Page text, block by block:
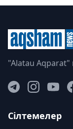
"Alatau Aqparat"
Сілтемелер